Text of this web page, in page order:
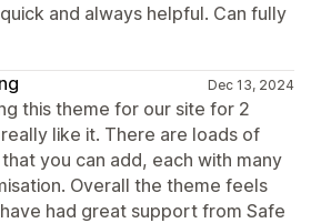
and always helpful. Can fully
Dec 13, 2024
this theme for our site for 2
like it. There are loads of
you can add, each with many
Overall the theme feels
had great support from Safe